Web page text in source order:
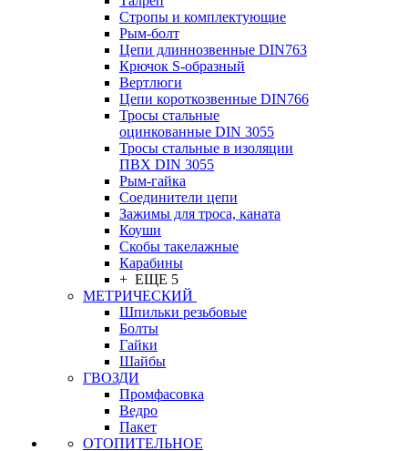
Стропы и комплектующие
Рым-болт
Цепи длиннозвенные DIN763
Крючок S-образный
Вертлюги
Цепи короткозвенные DIN766
Тросы стальные
оцинкованные DIN 3055
Тросы стальные в изоляции
ПВХ DIN 3055
Рым-гайка
Соединители цепи
Зажимы для троса, каната
Коуши
Скобы такелажные
Карабины
+ ЕЩЕ 5
МЕТРИЧЕСКИЙ
Шпильки резьбовые
Болты
Гайки
Шайбы
ГВОЗДИ
Промфасовка
Ведро
Пакет
ОТОПИТЕЛЬНОЕ